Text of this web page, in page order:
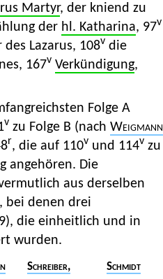
Martyr, der kniend zu
der hl. Katharina, 97v
Lazarus, 108v die
167v Verkündigung,
Folge A
v zu Folge B (nach Weigmann
r, die auf 110v und 114v zu
angehören. Die
aus derselben
bei denen drei
die einheitlich und in
wurden.
Schreiber,
Schmidt